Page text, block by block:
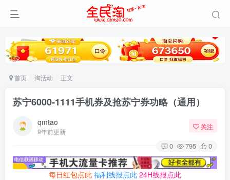
首页 淘活动 正文
苏宁6000-1111手机券及抢苏宁券功略（通用）
qmtao
9年前更新
关注
0 795 0
每日红包点此 福利线报点此 24H线报点此